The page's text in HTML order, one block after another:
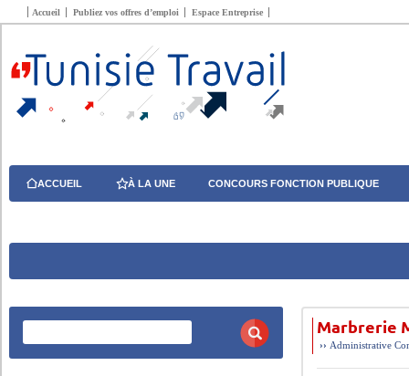
Accueil Publiez vos offres d’emploi Espace Entreprise
ACCUEIL À LA UNE CONCOURS FONCTION PUBLIQUE
Marbrerie
›› Administrative